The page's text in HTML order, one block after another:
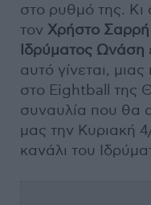
στο ρυθμό της. Κι
τον Χρήστο Σαρρή
Ιδρύματος Ωνάση
αυτό γίνεται,
στο Eightball της
συναυλία που θα
μας την Κυριακή
κανάλι του